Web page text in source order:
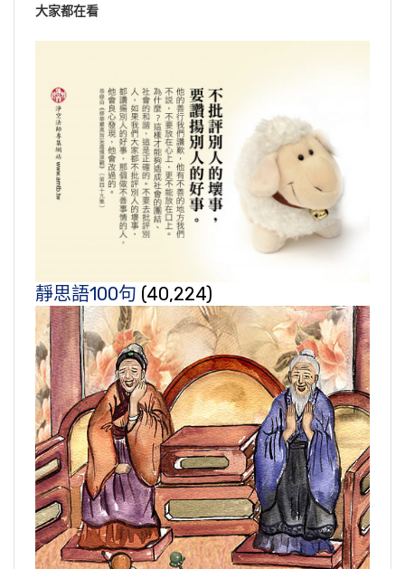
大家都在看
靜思語100句 (40,224)